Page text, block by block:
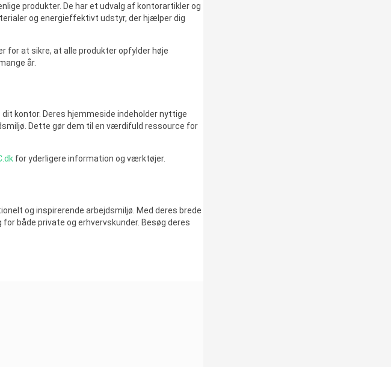
produkter. De har et udvalg af kontorartikler og
og energieffektivt udstyr, der hjælper dig
for at sikre, at alle produkter opfylder høje
år.
kontor. Deres hjemmeside indeholder nyttige
Dette gør dem til en værdifuld ressource for
for yderligere information og værktøjer.
og inspirerende arbejdsmiljø. Med deres brede
både private og erhvervskunder. Besøg deres